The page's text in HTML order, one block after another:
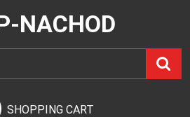
NACHOD
SHOPPING CART